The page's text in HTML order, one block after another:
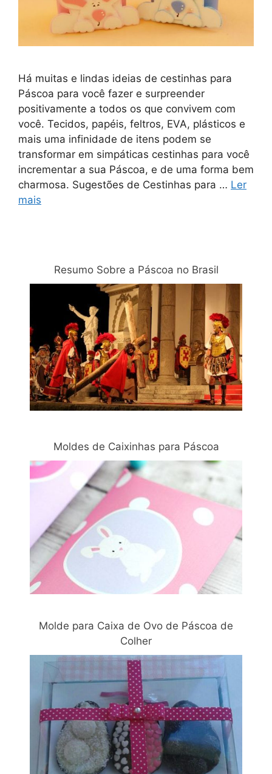
Há muitas e lindas ideias de cestinhas para
Páscoa para você fazer e surpreender
positivamente a todos os que convivem com
você. Tecidos, papéis, feltros, EVA, plásticos e
mais uma infinidade de itens podem se
transformar em simpáticas cestinhas para você
incrementar a sua Páscoa, e de uma forma bem
charmosa. Sugestões de Cestinhas para … Ler
mais
Resumo Sobre a Páscoa no Brasil
Moldes de Caixinhas para Páscoa
Molde para Caixa de Ovo de Páscoa de
Colher